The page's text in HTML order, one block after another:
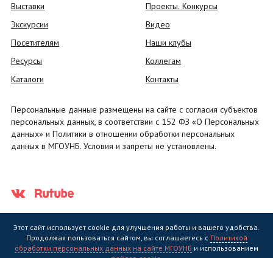
Выставки
Экскурсии
Посетителям
Ресурсы
Каталоги
Проекты. Конкурсы
Видео
Наши клубы
Коллегам
Контакты
Персональные данные размещены на сайте с согласия субъектов
персональных данных, в соответствии с 152 ФЗ «О Персональных
данных» и Политики в отношении обработки персональных
данных в МГОУНБ. Условия и запреты не установлены.
Этот сайт использует cookie для улучшения работы и вашего удобства.
Продолжая пользоваться сайтом, вы соглашаетесь с Политикой
обработки персональных данных на сайте МГОУНБ и использованием